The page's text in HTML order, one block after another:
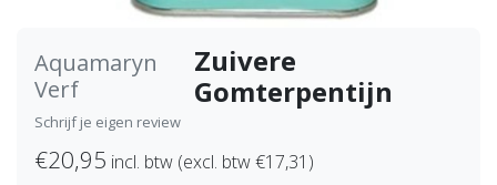
Aquamaryn
Verf
Zuivere
Gomterpentijn
Schrijf je eigen review
€20,95 incl. btw (excl. btw €17,31)